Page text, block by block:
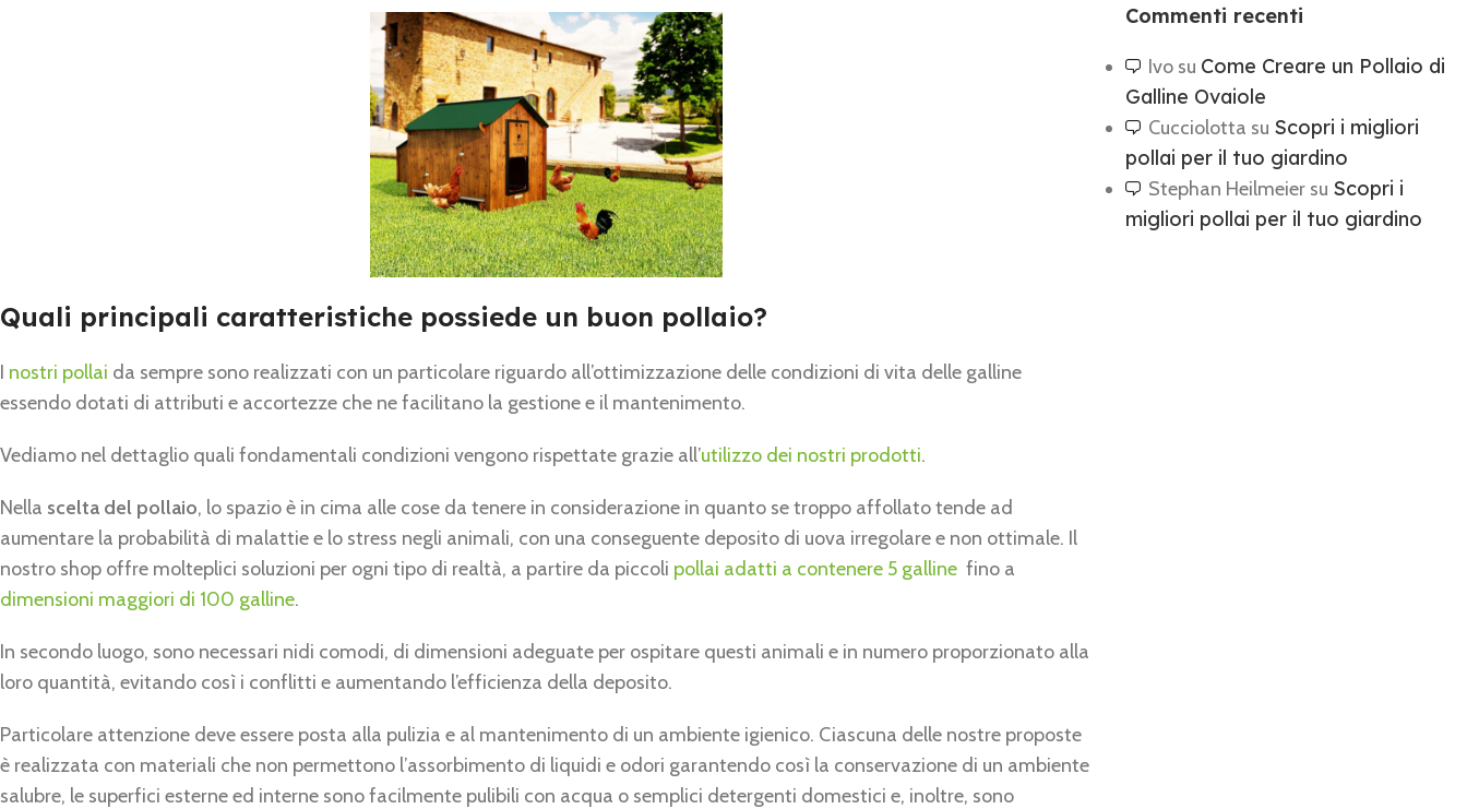
Quali principali caratteristiche possiede un buon pollaio?
I nostri pollai da sempre sono realizzati con un particolare riguardo all’ottimizzazione delle condizioni di vita delle galline
essendo dotati di attributi e accortezze che ne facilitano la gestione e il mantenimento.
Vediamo nel dettaglio quali fondamentali condizioni vengono rispettate grazie all’utilizzo dei nostri prodotti.
Nella scelta del pollaio, lo spazio è in cima alle cose da tenere in considerazione in quanto se troppo affollato tende ad
aumentare la probabilità di malattie e lo stress negli animali, con una conseguente deposito di uova irregolare e non ottimale. Il
nostro shop offre molteplici soluzioni per ogni tipo di realtà, a partire da piccoli pollai adatti a contenere 5 galline fino a
dimensioni maggiori di 100 galline.
In secondo luogo, sono necessari nidi comodi, di dimensioni adeguate per ospitare questi animali e in numero proporzionato alla
loro quantità, evitando così i conflitti e aumentando l’efficienza della deposito.
Particolare attenzione deve essere posta alla pulizia e al mantenimento di un ambiente igienico. Ciascuna delle nostre proposte
è realizzata con materiali che non permettono l’assorbimento di liquidi e odori garantendo così la conservazione di un ambiente
salubre, le superfici esterne ed interne sono facilmente pulibili con acqua o semplici detergenti domestici e, inoltre, sono
Commenti recenti
Ivosu Come Creare un Pollaio di
Galline Ovaiole
Cucciolotta su Scopri i migliori
pollai per il tuo giardino
Stephan Heilmeiersu Scopri i
migliori pollai per il tuo giardino